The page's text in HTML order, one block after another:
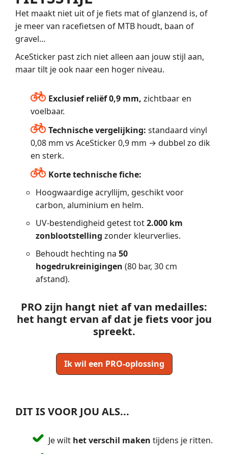
Het maakt niet uit of je fiets mat of glanzend is, of
je meer van racefietsen of MTB houdt, baan of
gravel…
AceSticker past zich niet alleen aan jouw stijl aan,
maar tilt je ook naar een hoger niveau.
Exclusief reliëf 0,9 mm, zichtbaar en
voelbaar.
Technische vergelijking: standaard vinyl
0,08 mm vs AceSticker 0,9 mm → dubbel zo dik
en sterk.
Korte technische fiche:
Hoogwaardige acryllijm, geschikt voor
carbon, aluminium en helm.
UV-bestendigheid getest tot2.000 km
zonblootstelling zonder kleurverlies.
Behoudt hechting na 50
hogedrukreinigingen (80 bar, 30 cm
afstand).
PRO zijn hangt niet af van medailles:
het hangt ervan af dat je fiets voor jou
spreekt.
Ik wil een PRO-oplossing
DIT IS VOOR JOU ALS...
Je wilt het verschil maken tijdens je ritten.